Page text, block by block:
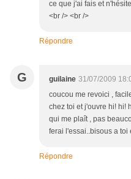
ce que j'ai fais et
<br /> <br />
Répondre
G guilaine 31/07/2009
coucou me revoici ,
chez toi et j'ouvre hi! hi!
qui me plaît , pas
ferai l'essai..bisous a toi
Répondre